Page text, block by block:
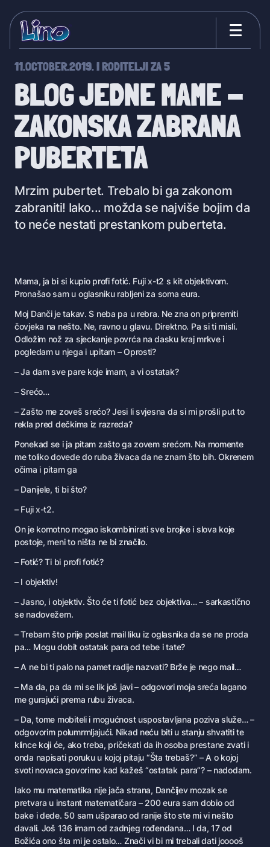
11.OCTOBER.2019.IRODITELJI ZA 5
BLOG JEDNE MAME -
ZAKONSKA ZABRANA
PUBERTETA
Mrzim pubertet. Trebalo bi ga zakonom
zabraniti! Iako... možda se najviše bojim da
to neće nestati prestankom puberteta.
Mama, ja bi si kupio profi fotić. Fuji x-t2 s kit objektivom.
Pronašao sam u oglasniku rabljeni za soma eura.
Moj Danči je takav. S neba pa u rebra. Ne zna on pripremiti
čovjeka na nešto. Ne, ravno u glavu. Direktno. Pa si ti misli.
Odložim nož za sjeckanje povrća na dasku kraj mrkve i
pogledam u njega i upitam – Oprosti?
– Ja dam sve pare koje imam, a vi ostatak?
– Srećo…
– Zašto me zoveš srećo? Jesi li svjesna da si mi prošli put to
rekla pred dečkima iz razreda?
Ponekad se i ja pitam zašto ga zovem srećom. Na momente
me toliko dovede do ruba živaca da ne znam što bih. Okrenem
očima i pitam ga
– Danijele, ti bi što?
– Fuji x-t2.
On je komotno mogao iskombinirati sve brojke i slova koje
postoje, meni to ništa ne bi značilo.
– Fotić? Ti bi profi fotić?
– I objektiv!
– Jasno, i objektiv. Što će ti fotić bez objektiva… – sarkastično
se nadovežem.
– Trebam što prije poslat mail liku iz oglasnika da se ne proda
pa… Mogu dobit ostatak para od tebe i tate?
– A ne bi ti palo na pamet radije nazvati? Brže je nego mail…
– Ma da, pa da mi se lik još javi – odgovori moja sreća lagano
me gurajući prema rubu živaca.
– Da, tome mobiteli i mogućnost uspostavljana poziva služe… –
odgovorim polumrmljajući. Nikad neću biti u stanju shvatiti te
klince koji će, ako treba, pričekati da ih osoba prestane zvati i
onda napisati poruku u kojoj pitaju “Šta trebaš?” – A o kojoj
svoti novaca govorimo kad kažeš “ostatak para”? – nadodam.
Iako mu matematika nije jača strana, Dančijev mozak se
pretvara u instant matematičara – 200 eura sam dobio od
bake i dede. 50 sam ušparao od ranije što ste mi vi nešto
davali. Još 136 imam od zadnjeg rođendana… I da, 17 od
Božića ono šta mi je ostalo… Znači vi bi mi trebali dati jooooš